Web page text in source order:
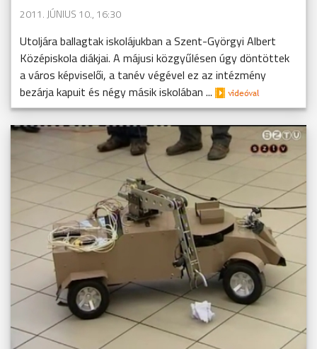
2011. JÚNIUS 10., 16:30
Utoljára ballagtak iskolájukban a Szent-Györgyi Albert
Középiskola diákjai. A májusi közgyűlésen úgy döntöttek
a város képviselői, a tanév végével ez az intézmény
bezárja kapuit és négy másik iskolában ...